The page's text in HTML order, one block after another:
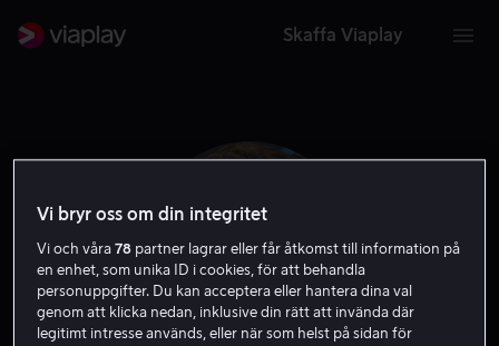
Skaffa Viaplay
Vi bryr oss om din integritet
Vi och våra78 partner lagrar eller får åtkomst till information på
en enhet, som unika ID i cookies, för att behandla
personuppgifter. Du kan acceptera eller hantera dina val
genom att klicka nedan, inklusive din rätt att invända där
legitimt intresse används, eller när som helst på sidan för